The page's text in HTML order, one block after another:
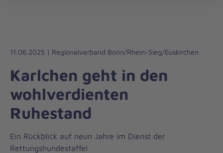
11.06.2025 | Regionalverband Bonn/Rhein-Sieg/Euskirchen
Karlchen geht in den
wohlverdienten
Ruhestand
Ein Rückblick auf neun Jahre im Dienst der
Rettungshundestaffel